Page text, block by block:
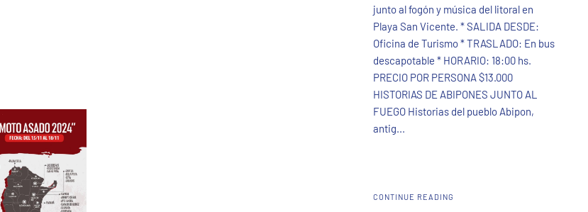
junto al fogón y música del litoral en
Playa San Vicente. * SALIDA DESDE:
Oficina de Turismo * TRASLADO: En bus
descapotable * HORARIO: 18:00 hs.
PRECIO POR PERSONA $13.000
HISTORIAS DE ABIPONES JUNTO AL
FUEGO Historias del pueblo Abipon,
antig...
CONTINUE READING